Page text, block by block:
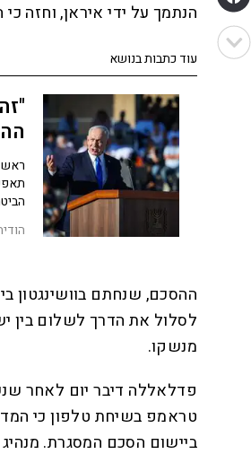
הנתמך על ידי איראן, וחזה
עוד כתבות בנושא
ראש
ההסכם, שנחתם בוושינגטון
לסלול את הדרך לשלום בין
מנשקו.
פדלאללה דיבר יום לאחר
טראמפ בשיחת טלפון כי
ביישום הסכם המסגרת.